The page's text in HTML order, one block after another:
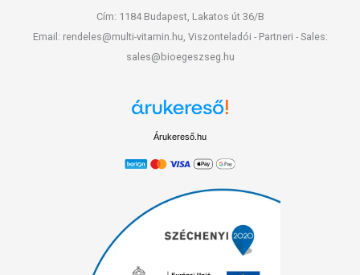
Cím: 1184 Budapest, Lakatos út 36/B
Email: rendeles@multi-vitamin.hu, Viszonteladói - Partneri - Sales:
sales@bioegeszseg.hu
Árukereső.hu